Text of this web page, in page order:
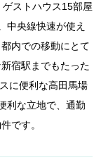
ストハウス15部屋
中央線快速が使え
内での移動にとて
宿駅までもたった
に便利な高田馬場
利な立地で、通勤
です。